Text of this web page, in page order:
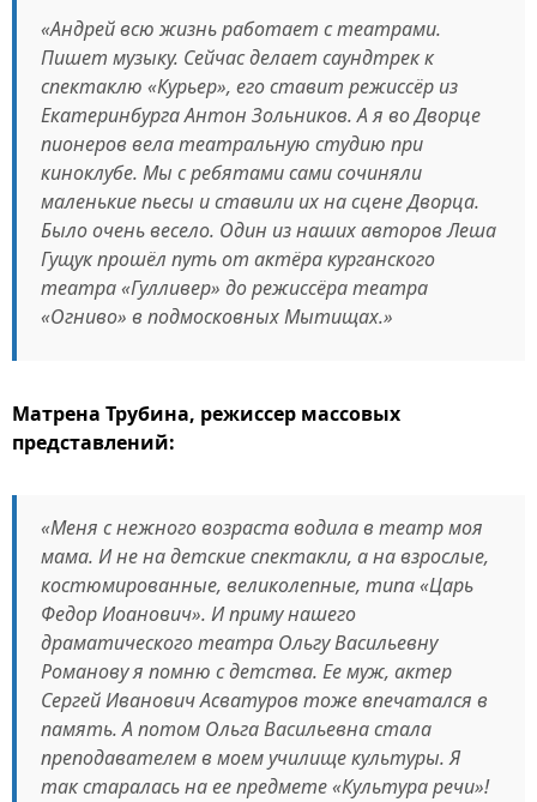
«Андрей всю жизнь работает с театрами.
Пишет музыку. Сейчас делает саундтрек к
спектаклю «Курьер», его ставит режиссёр из
Екатеринбурга Антон Зольников. А я во Дворце
пионеров вела театральную студию при
киноклубе. Мы с ребятами сами сочиняли
маленькие пьесы и ставили их на сцене Дворца.
Было очень весело. Один из наших авторов Леша
Гущук прошёл путь от актёра курганского
театра «Гулливер» до режиссёра театра
«Огниво» в подмосковных Мытищах.»
Матрена Трубина, режиссер массовых
представлений:
«Меня с нежного возраста водила в театр моя
мама. И не на детские спектакли, а на взрослые,
костюмированные, великолепные, типа «Царь
Федор Иоанович». И приму нашего
драматического театра Ольгу Васильевну
Романову я помню с детства. Ее муж, актер
Сергей Иванович Асватуров тоже впечатался в
память. А потом Ольга Васильевна стала
преподавателем в моем училище культуры. Я
так старалась на ее предмете «Культура речи»!